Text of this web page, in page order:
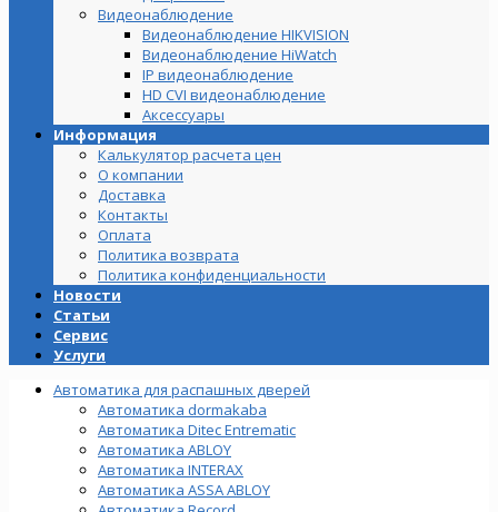
Видеонаблюдение
Видеонаблюдение HIKVISION
Видеонаблюдение HiWatch
IP видеонаблюдение
HD CVI видеонаблюдение
Аксессуары
Информация
Калькулятор расчета цен
О компании
Доставка
Контакты
Оплата
Политика возврата
Политика конфиденциальности
Новости
Статьи
Сервис
Услуги
Автоматика для распашных дверей
Автоматика dormakaba
Автоматика Ditec Entrematic
Автоматика ABLOY
Автоматика INTERAX
Автоматика ASSA ABLOY